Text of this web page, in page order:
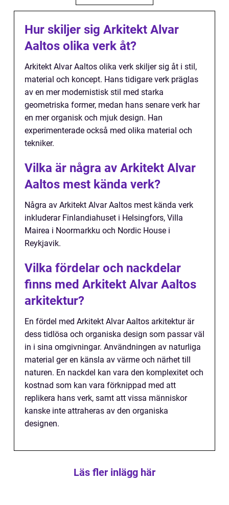
Hur skiljer sig Arkitekt Alvar
Aaltos olika verk åt?
Arkitekt Alvar Aaltos olika verk skiljer sig åt i stil,
material och koncept. Hans tidigare verk präglas
av en mer modernistisk stil med starka
geometriska former, medan hans senare verk har
en mer organisk och mjuk design. Han
experimenterade också med olika material och
tekniker.
Vilka är några av Arkitekt Alvar
Aaltos mest kända verk?
Några av Arkitekt Alvar Aaltos mest kända verk
inkluderar Finlandiahuset i Helsingfors, Villa
Mairea i Noormarkku och Nordic House i
Reykjavik.
Vilka fördelar och nackdelar
finns med Arkitekt Alvar Aaltos
arkitektur?
En fördel med Arkitekt Alvar Aaltos arkitektur är
dess tidlösa och organiska design som passar väl
in i sina omgivningar. Användningen av naturliga
material ger en känsla av värme och närhet till
naturen. En nackdel kan vara den komplexitet och
kostnad som kan vara förknippad med att
replikera hans verk, samt att vissa människor
kanske inte attraheras av den organiska
designen.
Läs fler inlägg här